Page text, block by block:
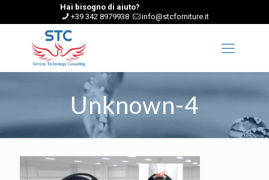
Hai bisogno di aiuto?
+39 342 8979938
info@stcforniture.it
Unknown-4